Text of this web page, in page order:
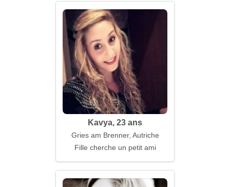
Kavya, 23 ans
Gries am Brenner, Autriche
Fille cherche un petit ami